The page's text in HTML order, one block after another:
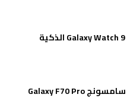
مواصفات هاتف سامسونج Galaxy F70 Pro